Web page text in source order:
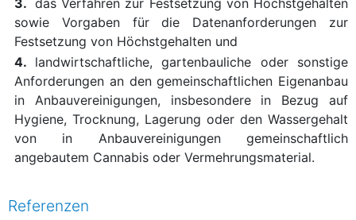
sowie Vorgaben für die Datenanforderungen zur
Festsetzung von Höchstgehalten und
4. landwirtschaftliche, gartenbauliche oder sonstige
Anforderungen an den gemeinschaftlichen Eigenanbau
in Anbauvereinigungen, insbesondere in Bezug auf
Hygiene, Trocknung, Lagerung oder den Wassergehalt
von in Anbauvereinigungen gemeinschaftlich
angebautem Cannabis oder Vermehrungsmaterial.
Referenzen